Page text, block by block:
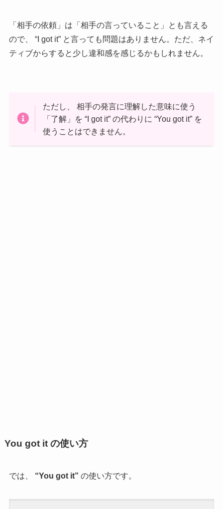
「相手の依頼」は「相手の言っていること」とも言える
ので、 “I got it” と言っても問題はありません。ただ、ネイ
ティブからすると少し違和感を感じるかもしれません。
ただし、 相手の発言に理解した意味に使う
「了解」を “I got it” の代わりに “You got it” を
使うことはできません。
You got it の使い方
では、 “You got it” の使い方です。